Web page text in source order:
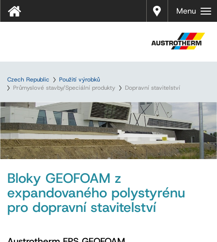
Prodej
Menu
Czech Republic
Použití výrobků
Průmyslové stavby/Speciální produkty
Dopravní stavitelství
Bloky GEOFOAM z
expandovaného polystyrénu
pro dopravní stavitelství